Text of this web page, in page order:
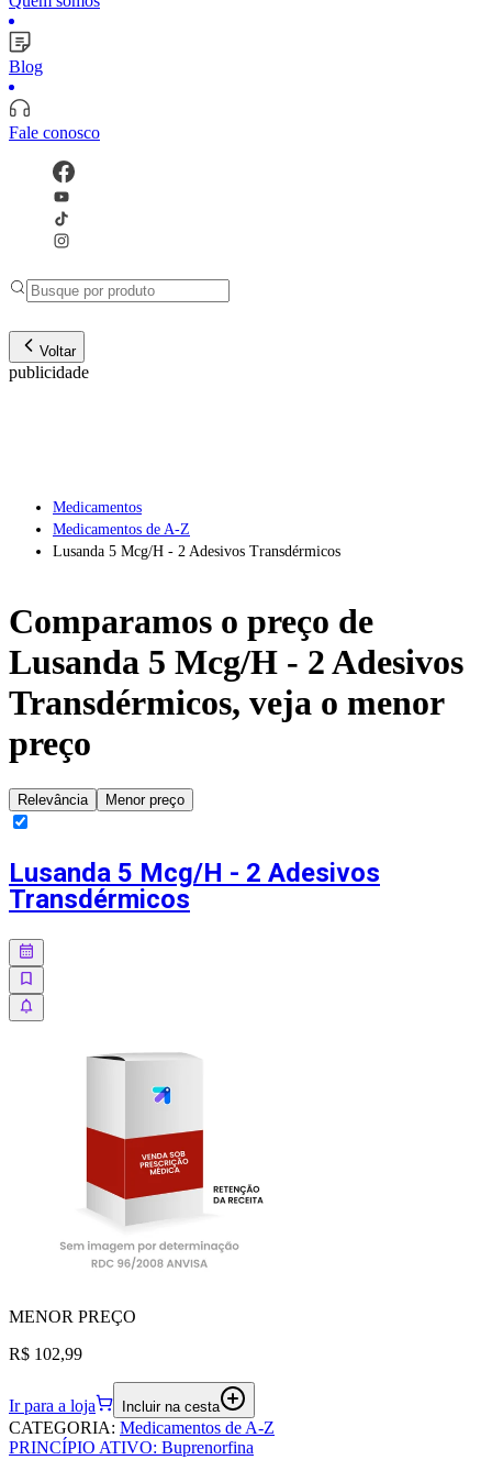
Blog
Fale conosco
Voltar
publicidade
Medicamentos
Medicamentos de A-Z
Lusanda 5 Mcg/H - 2 Adesivos Transdérmicos
Comparamos o preço de
Lusanda 5 Mcg/H - 2 Adesivos
Transdérmicos, veja o menor
preço
Relevância Menor preço
Lusanda 5 Mcg/H - 2 Adesivos
Transdérmicos
MENOR PREÇO
R$ 102,99
Ir para a loja Incluir na cesta
CATEGORIA: Medicamentos de A-Z
PRINCÍPIO ATIVO: Buprenorfina